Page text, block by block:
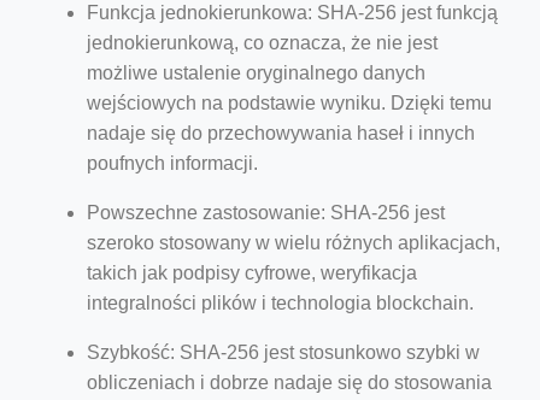
Funkcja jednokierunkowa: SHA-256 jest funkcją
jednokierunkową, co oznacza, że nie jest
możliwe ustalenie oryginalnego danych
wejściowych na podstawie wyniku. Dzięki temu
nadaje się do przechowywania haseł i innych
poufnych informacji.
Powszechne zastosowanie: SHA-256 jest
szeroko stosowany w wielu różnych aplikacjach,
takich jak podpisy cyfrowe, weryfikacja
integralności plików i technologia blockchain.
Szybkość: SHA-256 jest stosunkowo szybki w
obliczeniach i dobrze nadaje się do stosowania